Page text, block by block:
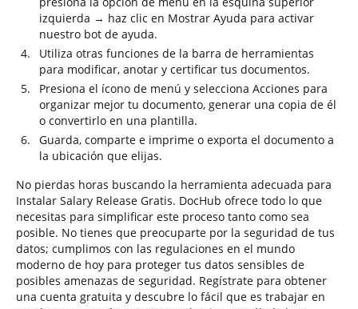
izquierda → haz clic en Mostrar Ayuda para activar
nuestro bot de ayuda.
Utiliza otras funciones de la barra de herramientas
para modificar, anotar y certificar tus documentos.
Presiona el ícono de menú y selecciona Acciones para
organizar mejor tu documento, generar una copia de él
o convertirlo en una plantilla.
Guarda, comparte e imprime o exporta el documento a
la ubicación que elijas.
No pierdas horas buscando la herramienta adecuada para
Instalar Salary Release Gratis. DocHub ofrece todo lo que
necesitas para simplificar este proceso tanto como sea
posible. No tienes que preocuparte por la seguridad de tus
datos; cumplimos con las regulaciones en el mundo
moderno de hoy para proteger tus datos sensibles de
posibles amenazas de seguridad. Regístrate para obtener
una cuenta gratuita y descubre lo fácil que es trabajar en